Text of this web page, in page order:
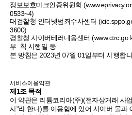
정보보호마크인증위원회 (
0533~4)
대검찰청 인터넷범죄수사센터
3600)
경찰청 사이버테러대응센터 (
부 칙 시행일 등
본 방침은 2023년 07월 01일부터 시행합
서비스이용약관
제1조 목적
이 약관은 리튬코리아(주)(전자상거래 사
사"라 한다)를 이용함에 있어 사이버 몰과